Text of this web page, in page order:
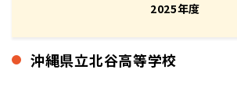
2025年度
沖縄県立北谷高等学校